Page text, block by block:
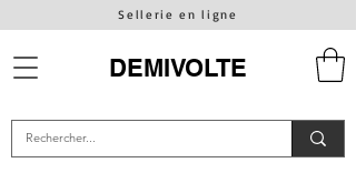
Sellerie en ligne
DEMIVOLTE